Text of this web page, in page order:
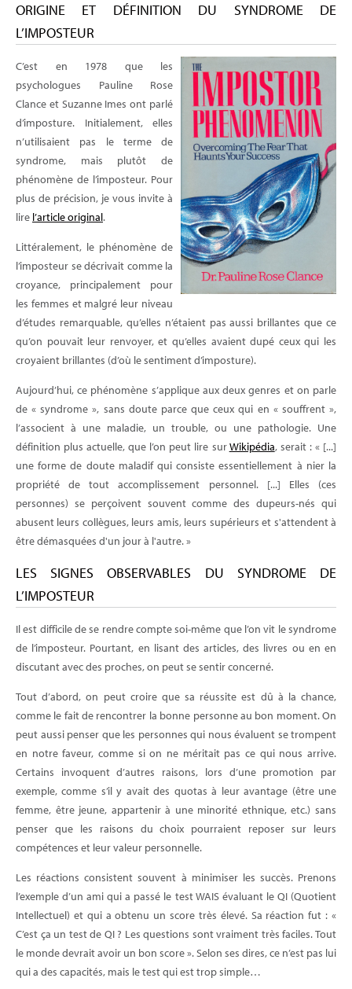
ORIGINE ET DÉFINITION DU SYNDROME DE
L’IMPOSTEUR
C’est en 1978 que les
psychologues Pauline Rose
Clance et Suzanne Imes ont parlé
d’imposture. Initialement, elles
n’utilisaient pas le terme de
syndrome, mais plutôt de
phénomène de l’imposteur. Pour
plus de précision, je vous invite à
lire l’article original.
Littéralement, le phénomène de
l’imposteur se décrivait comme la
croyance, principalement pour
les femmes et malgré leur niveau
d’études remarquable, qu’elles n’étaient pas aussi brillantes que ce
qu’on pouvait leur renvoyer, et qu’elles avaient dupé ceux qui les
croyaient brillantes (d’où le sentiment d’imposture).
Aujourd’hui, ce phénomène s’applique aux deux genres et on parle
de « syndrome », sans doute parce que ceux qui en « souffrent »,
l’associent à une maladie, un trouble, ou une pathologie. Une
définition plus actuelle, que l’on peut lire surWikipédia, serait : « [...]
une forme de doute maladif qui consiste essentiellement à nier la
propriété de tout accomplissement personnel. [...] Elles (ces
personnes) se perçoivent souvent comme des dupeurs-nés qui
abusent leurs collègues, leurs amis, leurs supérieurs et s'attendent à
être démasquées d'un jour à l'autre. »
LES SIGNES OBSERVABLES DU SYNDROME DE
L’IMPOSTEUR
Il est difficile de se rendre compte soi-même que l’on vit le syndrome
de l’imposteur. Pourtant, en lisant des articles, des livres ou en en
discutant avec des proches, on peut se sentir concerné.
Tout d’abord, on peut croire que sa réussite est dû à la chance,
comme le fait de rencontrer la bonne personne au bon moment. On
peut aussi penser que les personnes qui nous évaluent se trompent
en notre faveur, comme si on ne méritait pas ce qui nous arrive.
Certains invoquent d’autres raisons, lors d’une promotion par
exemple, comme s’il y avait des quotas à leur avantage (être une
femme, être jeune, appartenir à une minorité ethnique, etc.) sans
penser que les raisons du choix pourraient reposer sur leurs
compétences et leur valeur personnelle.
Les réactions consistent souvent à minimiser les succès. Prenons
l’exemple d’un ami qui a passé le test WAIS évaluant le QI (Quotient
Intellectuel) et qui a obtenu un score très élevé. Sa réaction fut : «
C’est ça un test de QI ? Les questions sont vraiment très faciles. Tout
le monde devrait avoir un bon score ». Selon ses dires, ce n’est pas lui
qui a des capacités, mais le test qui est trop simple…